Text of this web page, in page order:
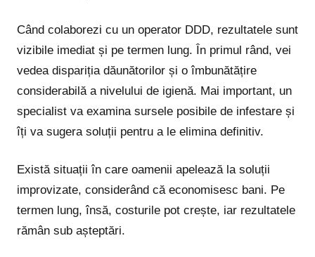
Când colaborezi cu un operator DDD, rezultatele sunt
vizibile imediat și pe termen lung. În primul rând, vei
vedea dispariția dăunătorilor și o îmbunătățire
considerabilă a nivelului de igienă. Mai important, un
specialist va examina sursele posibile de infestare și
îți va sugera soluții pentru a le elimina definitiv.
Există situații în care oamenii apelează la soluții
improvizate, considerând că economisesc bani. Pe
termen lung, însă, costurile pot crește, iar rezultatele
rămân sub așteptări.